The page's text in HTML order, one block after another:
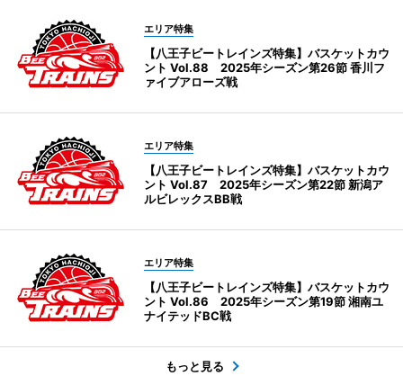
エリア特集
【八王子ビートレインズ特集】バスケットカウ
ント Vol.88 2025年シーズン第26節 香川フ
ァイブアローズ戦
エリア特集
【八王子ビートレインズ特集】バスケットカウ
ント Vol.87 2025年シーズン第22節 新潟ア
ルビレックスBB戦
エリア特集
【八王子ビートレインズ特集】バスケットカウ
ント Vol.86 2025年シーズン第19節 湘南ユ
ナイテッドBC戦
もっと見る